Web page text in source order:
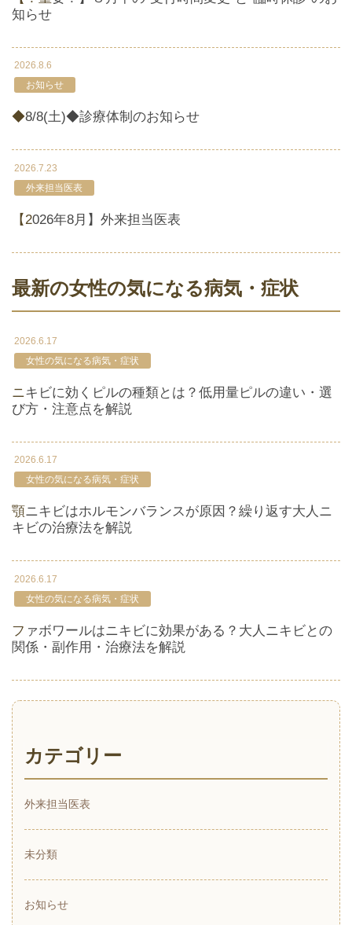
知らせ
2026.8.6
お知らせ
◆8/8(土)◆診療体制のお知らせ
2026.7.23
外来担当医表
【2026年8月】外来担当医表
最新の女性の気になる病気・症状
2026.6.17
女性の気になる病気・症状
ニキビに効くピルの種類とは？低用量ピルの違い・選
び方・注意点を解説
2026.6.17
女性の気になる病気・症状
顎ニキビはホルモンバランスが原因？繰り返す大人ニ
キビの治療法を解説
2026.6.17
女性の気になる病気・症状
ファボワールはニキビに効果がある？大人ニキビとの
関係・副作用・治療法を解説
カテゴリー
外来担当医表
未分類
お知らせ